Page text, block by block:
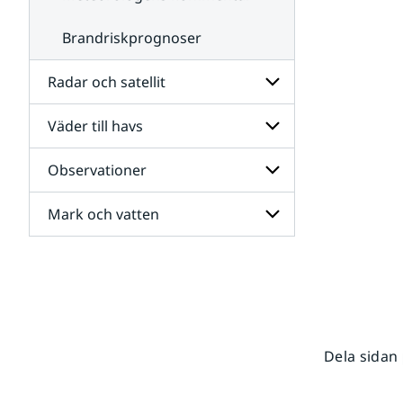
Brandriskprognoser
Radar och satellit
Undersidor
för
Radar
och
satellit
Väder till havs
Undersidor
för
Väder
till
havs
Observationer
Undersidor
för
Mark och vatten
Dela sidan